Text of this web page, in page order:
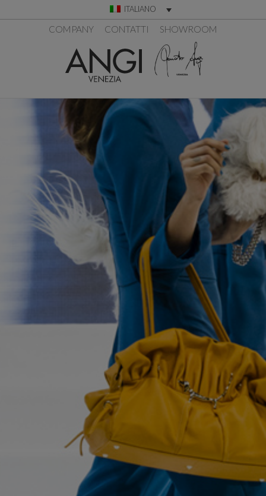
ITALIANO
COMPANY CONTATTI SHOWROOM